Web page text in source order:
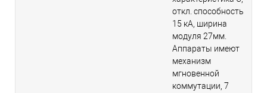
откл. способность
15 кА, ширина
модуля 27мм.
Аппараты имеют
механизм
мгновенной
коммутации, 7